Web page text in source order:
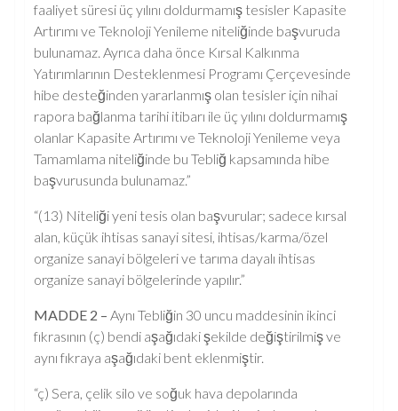
faaliyet süresi üç yılını doldurmamış tesisler Kapasite
Artırımı ve Teknoloji Yenileme niteliğinde başvuruda
bulunamaz. Ayrıca daha önce Kırsal Kalkınma
Yatırımlarının Desteklenmesi Programı Çerçevesinde
hibe desteğinden yararlanmış olan tesisler için nihai
rapora bağlanma tarihi itibarı ile üç yılını doldurmamış
olanlar Kapasite Artırımı ve Teknoloji Yenileme veya
Tamamlama niteliğinde bu Tebliğ kapsamında hibe
başvurusunda bulunamaz.”
“(13) Niteliği yeni tesis olan başvurular; sadece kırsal
alan, küçük ihtisas sanayi sitesi, ihtisas/karma/özel
organize sanayi bölgeleri ve tarıma dayalı ihtisas
organize sanayi bölgelerinde yapılır.”
MADDE 2 – Aynı Tebliğin 30 uncu maddesinin ikinci
fıkrasının (ç) bendi aşağıdaki şekilde değiştirilmiş ve
aynı fıkraya aşağıdaki bent eklenmiştir.
“ç) Sera, çelik silo ve soğuk hava depolarında